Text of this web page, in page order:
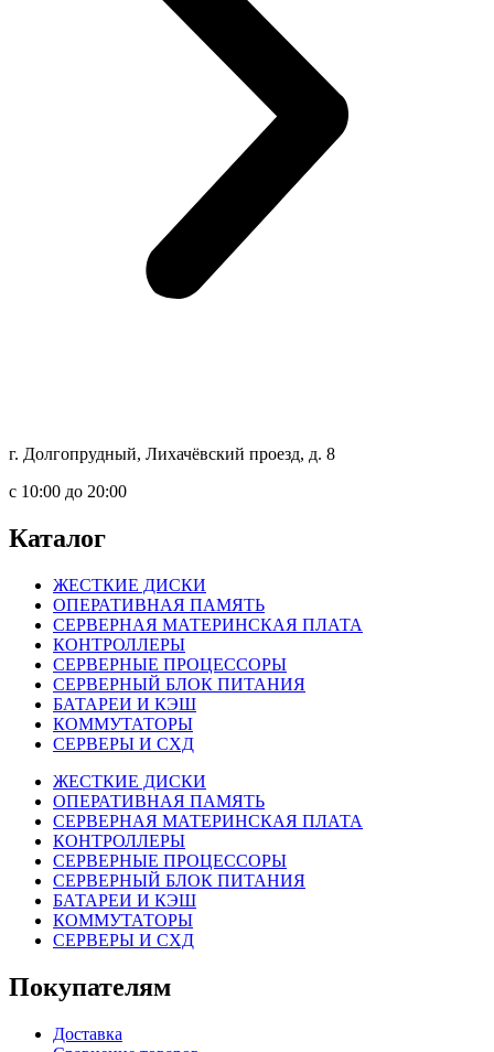
г. Долгопрудный, Лихачёвский проезд, д. 8
c 10:00 до 20:00
Каталог
ЖЕСТКИЕ ДИСКИ
ОПЕРАТИВНАЯ ПАМЯТЬ
СЕРВЕРНАЯ МАТЕРИНСКАЯ ПЛАТА
КОНТРОЛЛЕРЫ
СЕРВЕРНЫЕ ПРОЦЕССОРЫ
СЕРВЕРНЫЙ БЛОК ПИТАНИЯ
БАТАРЕИ И КЭШ
КОММУТАТОРЫ
СЕРВЕРЫ И СХД
ЖЕСТКИЕ ДИСКИ
ОПЕРАТИВНАЯ ПАМЯТЬ
СЕРВЕРНАЯ МАТЕРИНСКАЯ ПЛАТА
КОНТРОЛЛЕРЫ
СЕРВЕРНЫЕ ПРОЦЕССОРЫ
СЕРВЕРНЫЙ БЛОК ПИТАНИЯ
БАТАРЕИ И КЭШ
КОММУТАТОРЫ
СЕРВЕРЫ И СХД
Покупателям
Доставка